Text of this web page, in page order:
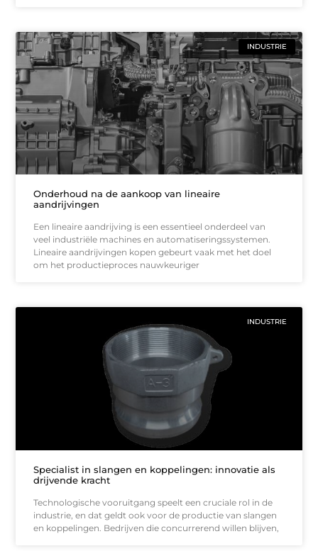
INDUSTRIE
Onderhoud na de aankoop van lineaire
aandrijvingen
Een lineaire aandrijving is een essentieel onderdeel van
veel industriële machines en automatiseringssystemen.
Lineaire aandrijvingen kopen gebeurt vaak met het doel
om het productieproces nauwkeuriger
INDUSTRIE
Specialist in slangen en koppelingen: innovatie als
drijvende kracht
Technologische vooruitgang speelt een cruciale rol in de
industrie, en dat geldt ook voor de productie van slangen
en koppelingen. Bedrijven die concurrerend willen blijven,